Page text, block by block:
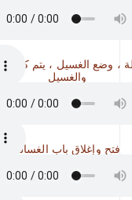
، وضع الغسيل ، يتم كتابة
والغسيل
فتح وإغلاق باب الغسالة